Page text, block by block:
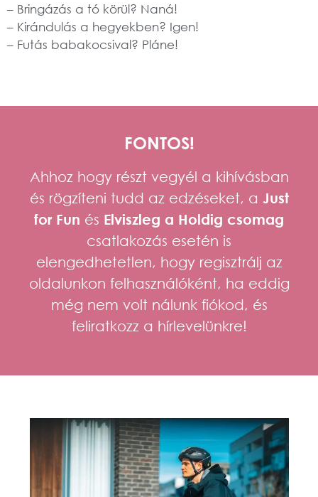
– Bringázás a tó körül? Naná!
– Kirándulás a hegyekben? Igen!
– Futás babakocsival? Pláne!
FONTOS!
Ahhoz hogy részt vegyél a kihívásban
és rögzíteni tudd az edzéseket, a Just
for Fun és Elviszleg a Holdig csomag
csatlakozás esetén is
elengedhetetlen, hogy regisztrálj az
oldalunkon felhasználóként, ha eddig
még nem volt nálunk fiókod, és
feliratkozz a hírlevelünkre!